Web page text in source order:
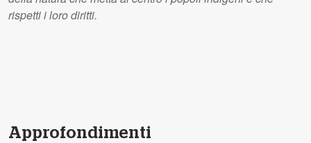
rispetti i loro diritti.
Approfondimenti